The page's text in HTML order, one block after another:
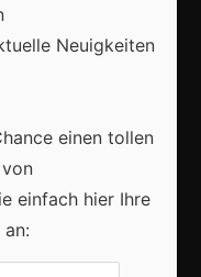
een onvergetelijk
Neuigkeiten
einen tollen
einfach hier Ihre